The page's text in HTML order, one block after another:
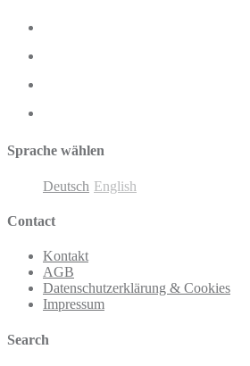
Sprache wählen
Deutsch English
Contact
Kontakt
AGB
Datenschutzerklärung & Cookies
Impressum
Search